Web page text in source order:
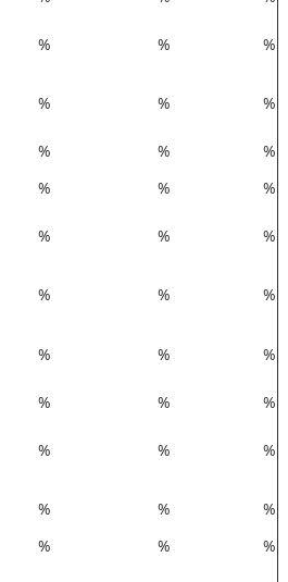
% % %
% %
%
% %
%
% %
%
% % %
% %
%
% % %
% %
%
% % %
% %
%
% %
%